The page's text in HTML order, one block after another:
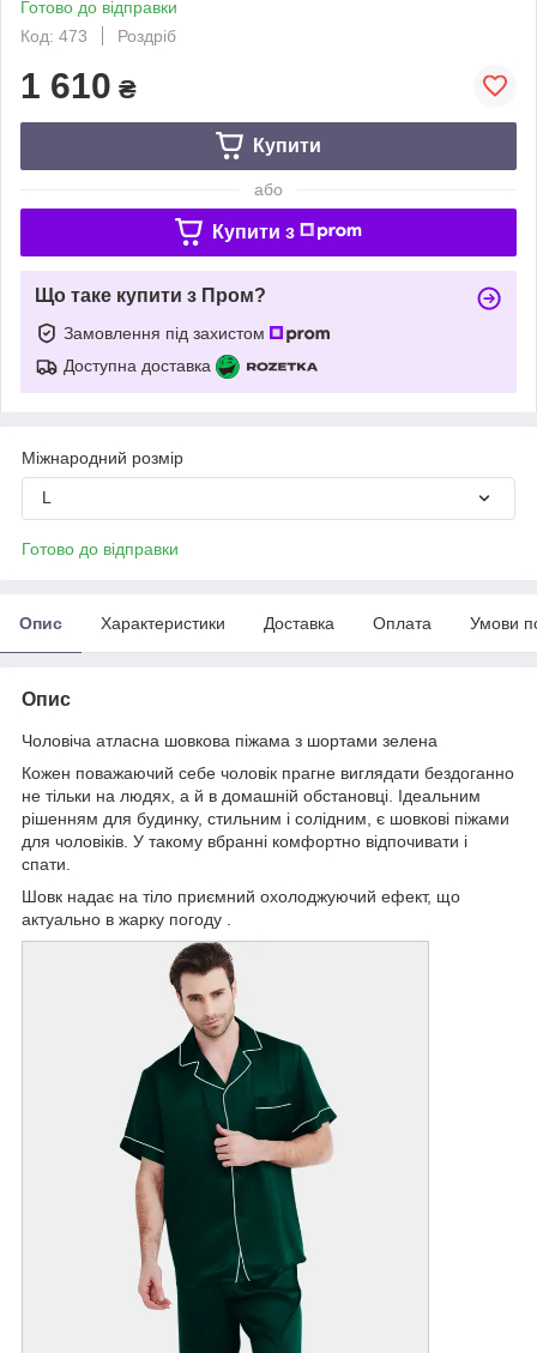
Готово до відправки
Код: 473
Роздріб
1 610 ₴
Купити
або
Купити з
Що таке купити з Пром?
Замовлення під захистом
Доступна доставка
Міжнародний розмір
L
Готово до відправки
Опис Характеристики Доставка Оплата Умови
Опис
Чоловіча атласна шовкова піжама з шортами зелена
Кожен поважаючий себе чоловік прагне виглядати бездоганно
не тільки на людях, а й в домашній обстановці. Ідеальним
рішенням для будинку, стильним і солідним, є шовкові піжами
для чоловіків. У такому вбранні комфортно відпочивати і
спати.
Шовк надає на тіло приємний охолоджуючий ефект, що
актуально в жарку погоду .